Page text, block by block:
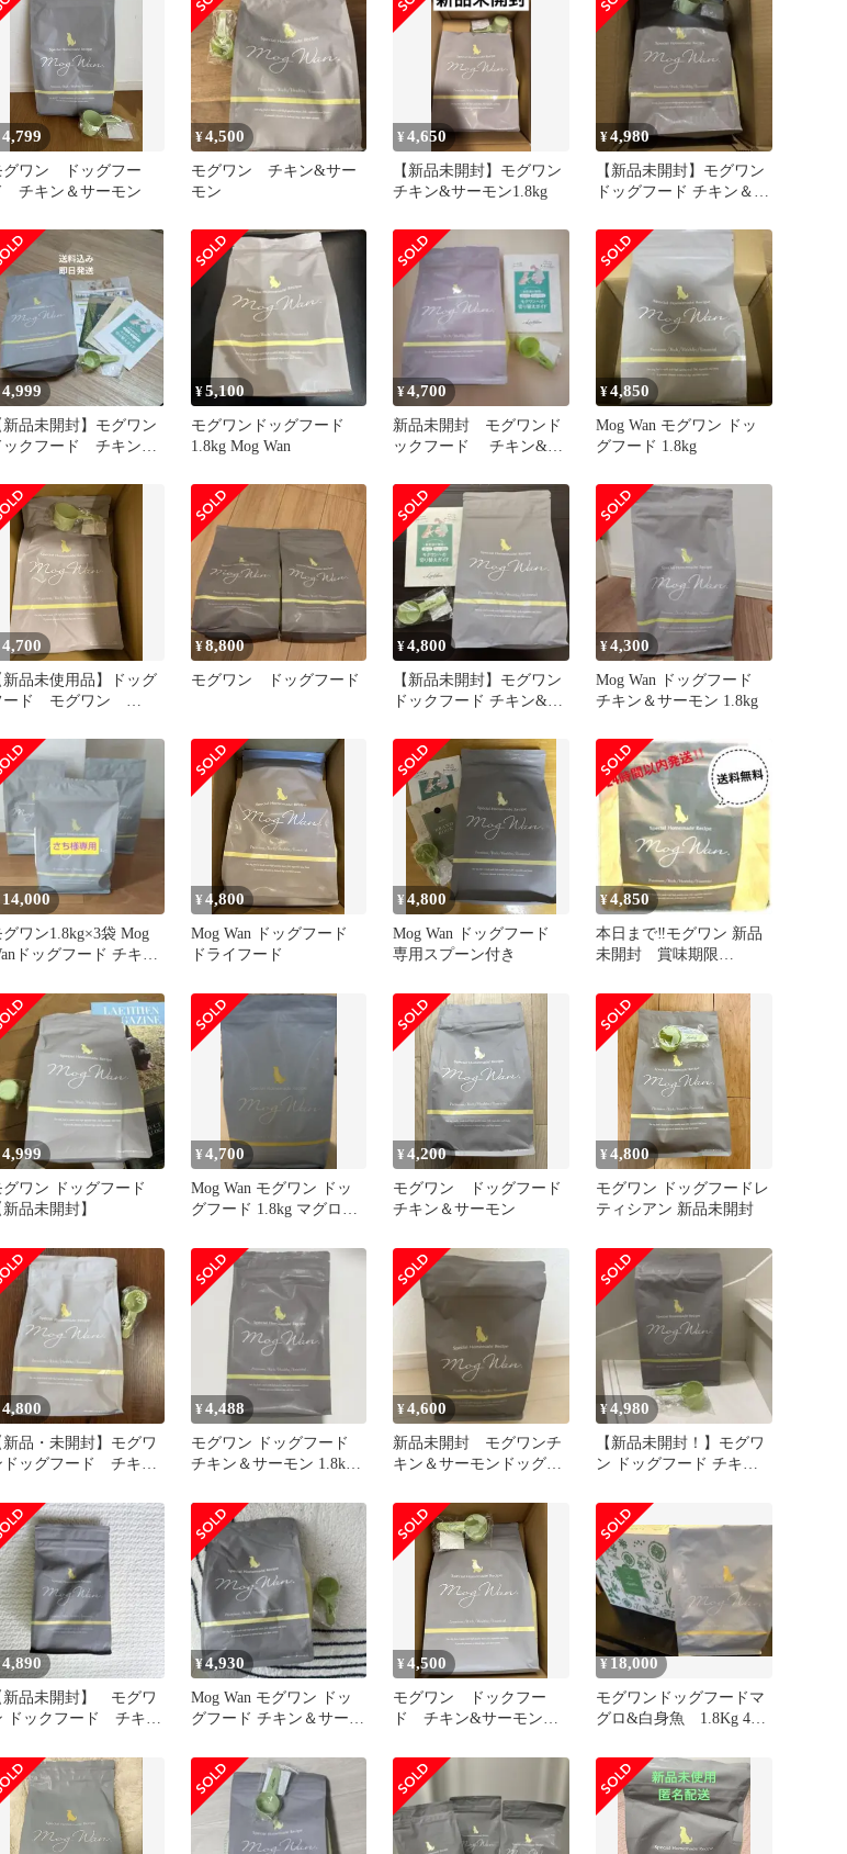
4,799
グワン ドッグフー
チキン＆サーモン
¥4,500
モグワン チキン&サー
モン
¥4,650
【新品未開封】モグワン
チキン&サーモン1.8kg
¥4,980
【新品未開封】モグワン
ドッグフード チキン＆サ
4,999
新品未開封】モグワン
ックフード チキン&
¥5,100
モグワンドッグフード
1.8kg Mog Wan
¥4,700
新品未開封 モグワンド
ックフード チキン&サ
¥4,850
Mog Wan モグワン ドッ
グフード 1.8kg
4,700
新品未使用品】ドッグ
ード モグワン
¥8,800
モグワン ドッグフード
¥4,800
【新品未開封】モグワン
ドックフード チキン&サ
¥4,300
Mog Wan ドッグフード
チキン＆サーモン 1.8kg
14,000
グワン1.8kg×3袋 Mog
ドッグフード チキン
¥4,800
Mog Wan ドッグフード
ドライフード
¥4,800
Mog Wan ドッグフード
専用スプーン付き
¥4,850
本日まで‼️モグワン 新品
未開封 賞味期限
4,999
グワン ドッグフード
新品未開封】
¥4,700
Mog Wan モグワン ドッ
グフード 1.8kg マグロ＆
¥4,200
モグワン ドッグフード
チキン＆サーモン
¥4,800
モグワン ドッグフードレ
ティシアン 新品未開封
4,800
新品・未開封】モグワ
ドッグフード チキン
¥4,488
モグワン ドッグフード
チキン＆サーモン 1.8kg
¥4,600
新品未開封 モグワンチ
キン＆サーモンドッグフ
¥4,980
【新品未開封！】モグワ
ン ドッグフード チキン
4,890
新品未開封】 モグワ
ドックフード チキン
¥4,930
Mog Wan モグワン ドッ
グフード チキン＆サーモ
¥4,500
モグワン ドックフー
ド チキン&サーモン
¥ 18,000
モグワンドッグフードマ
グロ&白身魚 1.8Kg 4袋